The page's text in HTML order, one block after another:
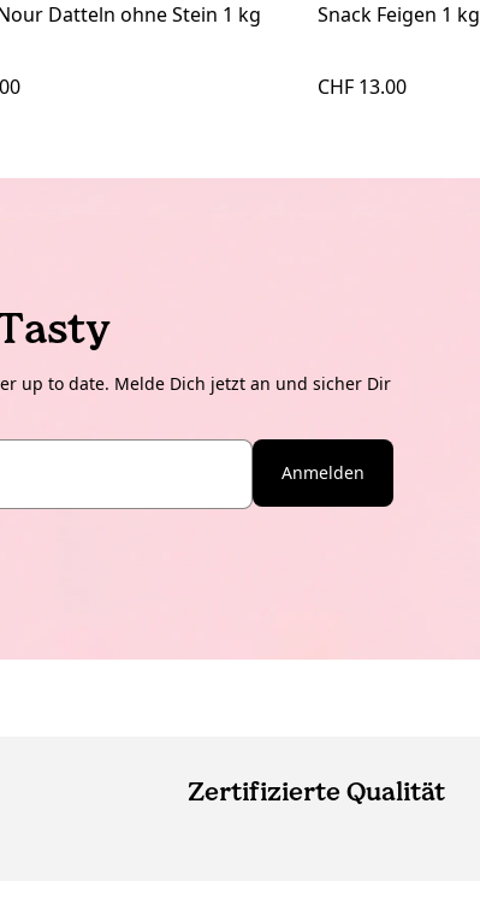
Datteln ohne Stein 1 kg Snack Feigen 1 kg
CHF 13.00
up to date. Melde Dich jetzt an und sicher Dir
Anmelden
Zertifizierte Qualität